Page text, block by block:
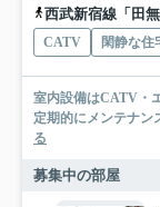
西武新宿線「田
CATV 閑静な住
室内設備はCATV・
定期的にメンテナン
る
募集中の部屋